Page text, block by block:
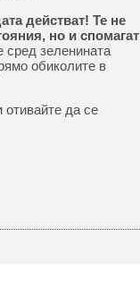
действат! Те не
но и спомагат
зеленината
обиколите в
да се